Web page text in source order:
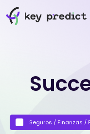
Seguros / Finanzas /